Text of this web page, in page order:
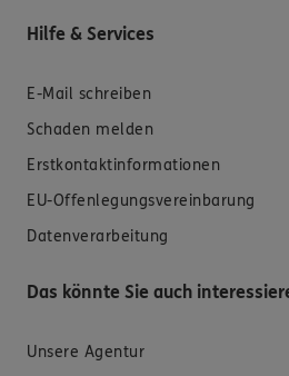
Hilfe & Services
E-Mail schreiben
Schaden melden
Erstkontaktinformationen
EU-Offenlegungsvereinbarung
Datenverarbeitung
Das könnte Sie auch
Unsere Agentur